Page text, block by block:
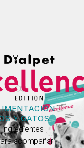
Y GATOS
acompañar